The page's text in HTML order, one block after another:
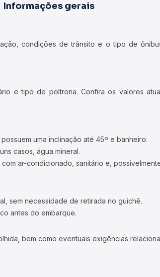
Informações gerais
condições de trânsito e o tipo de
e tipo de poltrona. Confira os valores
uma inclinação até 45º e banheiro.
casos, água mineral.
ar-condicionado, sanitário e,
sem necessidade de retirada no guichê.
antes do embarque.
bem como eventuais exigências